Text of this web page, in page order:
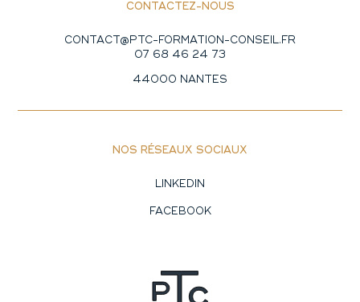
CONTACTEZ-NOUS
CONTACT@PTC-FORMATION-CONSEIL.FR
07 68 46 24 73
44000 NANTES
NOS RÉSEAUX SOCIAUX
LINKEDIN
FACEBOOK